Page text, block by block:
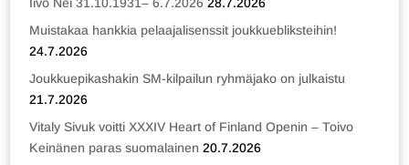
Muistakaa hankkia pelaajalisenssit joukkuebliksteihin!
24.7.2026
Joukkuepikashakin SM-kilpailun ryhmäjako on julkaistu
21.7.2026
Vitaly Sivuk voitti XXXIV Heart of Finland Openin – Toivo
Keinänen paras suomalainen 20.7.2026